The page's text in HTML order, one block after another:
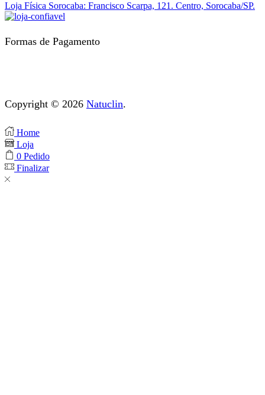
Loja Física Sorocaba: Francisco Scarpa, 121. Centro, Sorocaba/SP.
Formas de Pagamento
Copyright © 2026 Natuclin.
Home
Loja
0 Pedido
Finalizar